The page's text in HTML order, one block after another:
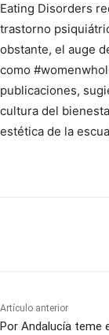
Eating Disorders
trastorno
obstante, el auge
como
publicaciones,
cultura del
estética de la
Artículo anterior
Por Andalucía teme